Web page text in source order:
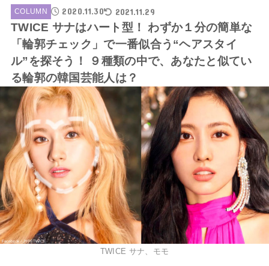
COLUMN 2020.11.30 2021.11.29
TWICE サナはハート型！ わずか１分の簡単な
「輪郭チェック」で一番似合う“ヘアスタイ
ル”を探そう！ ９種類の中で、あなたと似てい
る輪郭の韓国芸能人は？
TWICE サナ、モモ